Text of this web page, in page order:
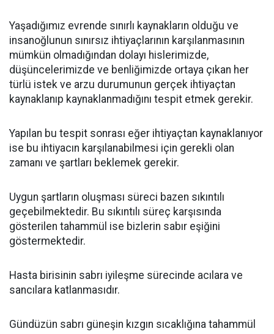
Yaşadığımız evrende sınırlı kaynakların olduğu ve
insanoğlunun sınırsız ihtiyaçlarının karşılanmasının
mümkün olmadığından dolayı hislerimizde,
düşüncelerimizde ve benliğimizde ortaya çıkan her
türlü istek ve arzu durumunun gerçek ihtiyaçtan
kaynaklanıp kaynaklanmadığını tespit etmek gerekir.
Yapılan bu tespit sonrası eğer ihtiyaçtan kaynaklanıyor
ise bu ihtiyacın karşılanabilmesi için gerekli olan
zamanı ve şartları beklemek gerekir.
Uygun şartların oluşması süreci bazen sıkıntılı
geçebilmektedir. Bu sıkıntılı süreç karşısında
gösterilen tahammül ise bizlerin sabır eşiğini
göstermektedir.
Hasta birisinin sabrı iyileşme sürecinde acılara ve
sancılara katlanmasıdır.
Gündüzün sabrı güneşin kızgın sıcaklığına tahammül